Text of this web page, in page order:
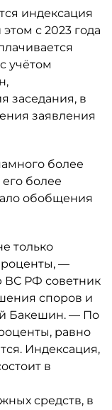
индексация
с 2023 года
учётом
заседания, в
заявления
более
более
обобщения
только
—
ВС РФ советник
споров и
Бакешин. — По
равно
Индексация,
в
средств, в